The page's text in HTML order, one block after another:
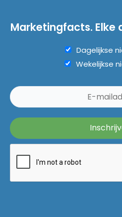
Marketingfacts. Elke
Dagelijkse
Wekelijkse